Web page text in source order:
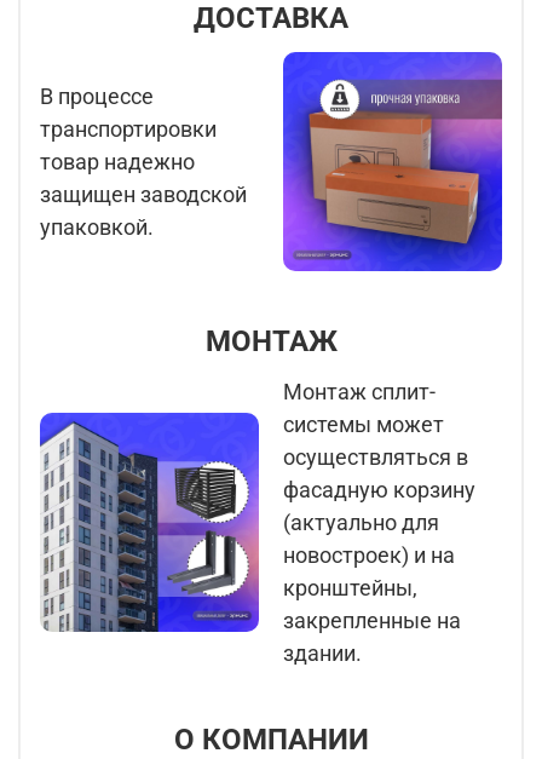
ДОСТАВКА
В процессе
транспортировки
товар надежно
защищен заводской
упаковкой.
МОНТАЖ
Монтаж сплит-
системы может
осуществляться в
фасадную корзину
(актуально для
новостроек) и на
кронштейны,
закрепленные на
здании.
О КОМПАНИИ